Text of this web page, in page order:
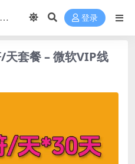
登录
天套餐 – 微软VIP线